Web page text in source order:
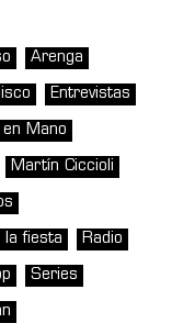
Arenga
Entrevistas
en Mano
Martín Ciccioli
la fiesta Radio
Series